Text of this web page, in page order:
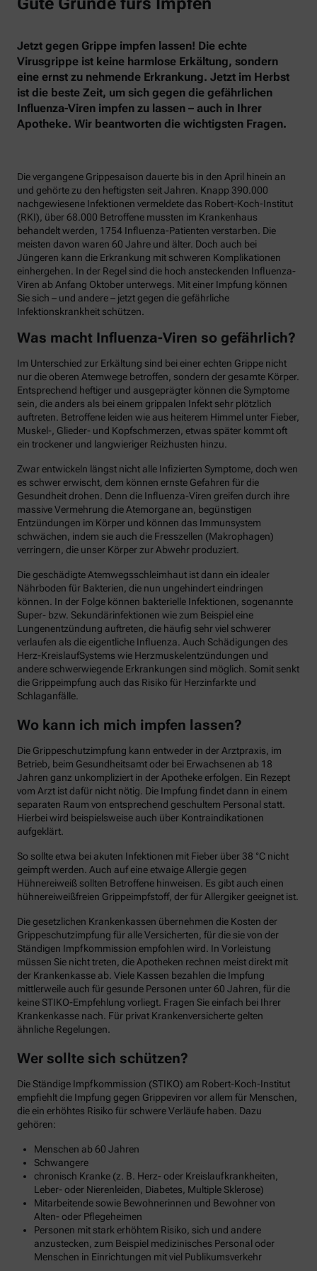
Jetzt gegen Grippe impfen lassen! Die echte
Virusgrippe ist keine harmlose Erkältung, sondern
eine ernst zu nehmende Erkrankung. Jetzt im Herbst
ist die beste Zeit, um sich gegen die gefährlichen
Influenza-Viren impfen zu lassen – auch in Ihrer
Apotheke. Wir beantworten die wichtigsten Fragen.
Die vergangene Grippesaison dauerte bis in den April hinein an
und gehörte zu den heftigsten seit Jahren. Knapp 390.000
nachgewiesene Infektionen vermeldete das Robert-Koch-Institut
(RKI), über 68.000 Betroffene mussten im Krankenhaus
behandelt werden, 1754 Influenza-Patienten verstarben. Die
meisten davon waren 60 Jahre und älter. Doch auch bei
Jüngeren kann die Erkrankung mit schweren Komplikationen
einhergehen. In der Regel sind die hoch ansteckenden Influenza-
Viren ab Anfang Oktober unterwegs. Mit einer Impfung können
Sie sich – und andere – jetzt gegen die gefährliche
Infektionskrankheit schützen.
Was macht Influenza-Viren so gefährlich?
Im Unterschied zur Erkältung sind bei einer echten Grippe nicht
nur die oberen Atemwege betroffen, sondern der gesamte Körper.
Entsprechend heftiger und ausgeprägter können die Symptome
sein, die anders als bei einem grippalen Infekt sehr plötzlich
auftreten. Betroffene leiden wie aus heiterem Himmel unter Fieber,
Muskel-, Glieder- und Kopfschmerzen, etwas später kommt oft
ein trockener und langwieriger Reizhusten hinzu.
Zwar entwickeln längst nicht alle Infizierten Symptome, doch wen
es schwer erwischt, dem können ernste Gefahren für die
Gesundheit drohen. Denn die Influenza-Viren greifen durch ihre
massive Vermehrung die Atemorgane an, begünstigen
Entzündungen im Körper und können das Immunsystem
schwächen, indem sie auch die Fresszellen (Makrophagen)
verringern, die unser Körper zur Abwehr produziert.
Die geschädigte Atemwegsschleimhaut ist dann ein idealer
Nährboden für Bakterien, die nun ungehindert eindringen
können. In der Folge können bakterielle Infektionen, sogenannte
Super- bzw. Sekundärinfektionen wie zum Beispiel eine
Lungenentzündung auftreten, die häufig sehr viel schwerer
verlaufen als die eigentliche Influenza. Auch Schädigungen des
Herz-KreislaufSystems wie Herzmuskelentzündungen und
andere schwerwiegende Erkrankungen sind möglich. Somit senkt
die Grippeimpfung auch das Risiko für Herzinfarkte und
Schlaganfälle.
Wo kann ich mich impfen lassen?
Die Grippeschutzimpfung kann entweder in der Arztpraxis, im
Betrieb, beim Gesundheitsamt oder bei Erwachsenen ab 18
Jahren ganz unkompliziert in der Apotheke erfolgen. Ein Rezept
vom Arzt ist dafür nicht nötig. Die Impfung findet dann in einem
separaten Raum von entsprechend geschultem Personal statt.
Hierbei wird beispielsweise auch über Kontraindikationen
aufgeklärt.
So sollte etwa bei akuten Infektionen mit Fieber über 38 °C nicht
geimpft werden. Auch auf eine etwaige Allergie gegen
Hühnereiweiß sollten Betroffene hinweisen. Es gibt auch einen
hühnereiweißfreien Grippeimpfstoff, der für Allergiker geeignet ist.
Die gesetzlichen Krankenkassen übernehmen die Kosten der
Grippeschutzimpfung für alle Versicherten, für die sie von der
Ständigen Impfkommission empfohlen wird. In Vorleistung
müssen Sie nicht treten, die Apotheken rechnen meist direkt mit
der Krankenkasse ab. Viele Kassen bezahlen die Impfung
mittlerweile auch für gesunde Personen unter 60 Jahren, für die
keine STIKO-Empfehlung vorliegt. Fragen Sie einfach bei Ihrer
Krankenkasse nach. Für privat Krankenversicherte gelten
ähnliche Regelungen.
Wer sollte sich schützen?
Die Ständige Impfkommission (STIKO) am Robert-Koch-Institut
empfiehlt die Impfung gegen Grippeviren vor allem für Menschen,
die ein erhöhtes Risiko für schwere Verläufe haben. Dazu
gehören:
Menschen ab 60 Jahren
Schwangere
chronisch Kranke (z. B. Herz- oder Kreislaufkrankheiten,
Leber- oder Nierenleiden, Diabetes, Multiple Sklerose)
Mitarbeitende sowie Bewohnerinnen und Bewohner von
Alten- oder Pflegeheimen
Personen mit stark erhöhtem Risiko, sich und andere
anzustecken, zum Beispiel medizinisches Personal oder
Menschen in Einrichtungen mit viel Publikumsverkehr